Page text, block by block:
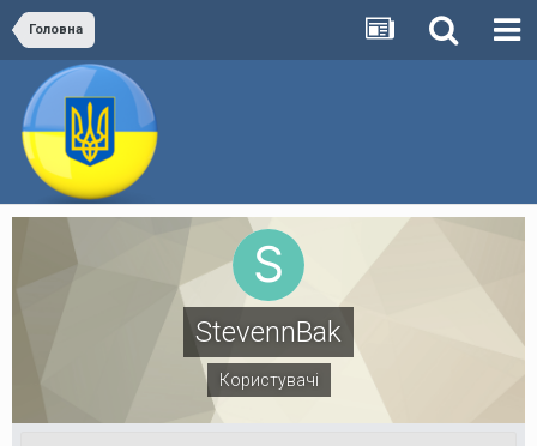
Головна
StevennBak
Користувачі